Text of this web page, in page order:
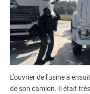
L'ouvrier de l'usine a
de son camion. Il était